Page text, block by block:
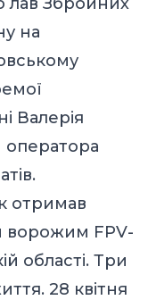
на
Валерія
оператора
отримав
ворожим FPV-
області. Три
28 квітня